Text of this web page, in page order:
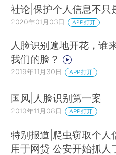
社论|保护个人信息不只
2020年01月03日 APP打开
人脸识别遍地开花，谁
我们的脸？
2019年11月30日 APP打开
国风|人脸识别第一案
2019年11月08日 APP打开
特别报道|爬虫窃取个人
用于网贷 公安开始抓人